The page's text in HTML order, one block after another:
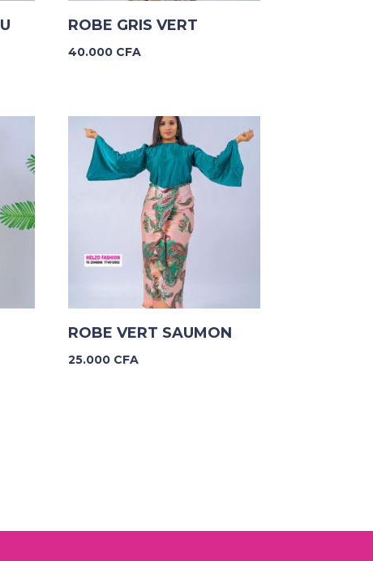
ROBE GRIS VERT
40.000 CFA
ROBE VERT SAUMON
25.000 CFA